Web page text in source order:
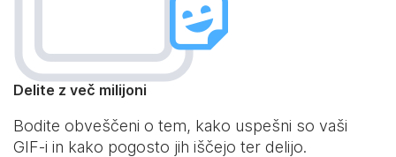
Delite z več milijoni
Bodite obveščeni o tem, kako uspešni so vaši
GIF-i in kako pogosto jih iščejo ter delijo.